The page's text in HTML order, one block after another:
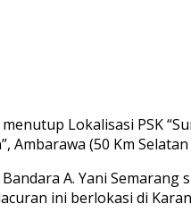
Lokalisasi PSK
Ambarawa (50 Km
A. Yani
ini berlokasi di